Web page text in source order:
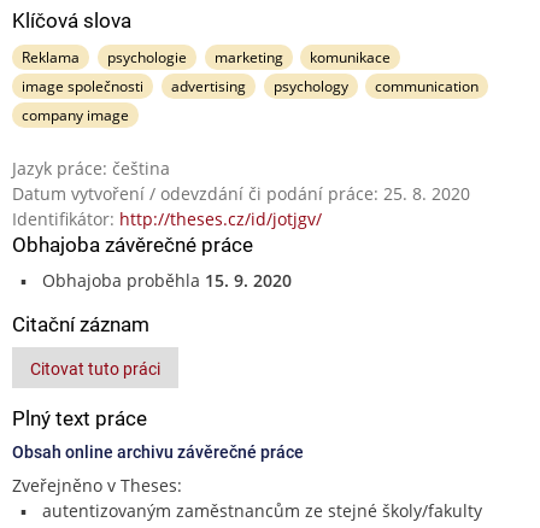
Klíčová slova
Reklama psychologie marketing
komunikace
image společnosti
advertising psychology
communication
company image
Jazyk práce: čeština
Datum vytvoření / odevzdání či podání práce: 25. 8. 2020
Identifikátor: http://theses.cz/id/jotjgv/
Obhajoba závěrečné práce
Obhajoba proběhla 15. 9. 2020
Citační záznam
Citovat tuto práci
Plný text práce
Obsah online archivu závěrečné práce
Zveřejněno v Theses:
autentizovaným zaměstnancům ze stejné školy/fakulty